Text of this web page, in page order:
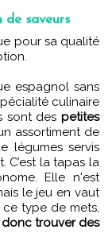
de saveurs
pour sa qualité
espagnol sans
culinaire
sont des petites
assortiment de
légumes servis
C’est la tapas la
Elle n'est
le jeu en vaut
type de mets,
trouver des